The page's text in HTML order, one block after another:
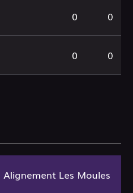
0 0
0 0
Alignement Les Moules